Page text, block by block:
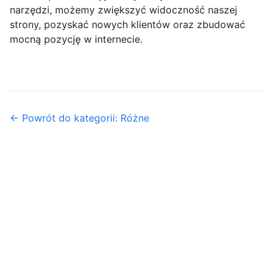
narzędzi, możemy zwiększyć widoczność naszej
strony, pozyskać nowych klientów oraz zbudować
mocną pozycję w internecie.
← Powrót do kategorii: Różne